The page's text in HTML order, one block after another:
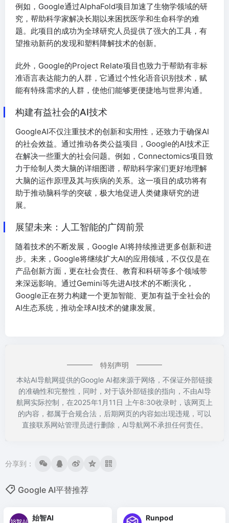
例如，Google通过AlphaFold项目加速了生物学领域的研
究，帮助科学家解决长期以来困扰医学和生命科学的难
题。此项目的成功为全球研究人员提供了强大的工具，有
望推动新药的发现和塑料降解技术的创新。
此外，Google的Project Relate项目也致力于帮助有非标
准语言表达能力的人群，它通过个性化语音识别技术，赋
能有特殊需求的人群，使他们能够更便捷地与世界沟通。
构建有益社会的AI技术
GoogleAI不仅注重技术的创新和实用性，还致力于确保AI
的社会效益。通过推动各类公益项目，Google的AI技术正
在解决一些重大的社会问题。例如，Connectomics项目致
力于绘制人类大脑的详细图谱，帮助科学家们更好地理解
大脑的运作原理及其与疾病的关系。这一项目的成功将有
助于推动脑科学的突破，极大地促进人类健康研究的进
展。
展望未来：人工智能的广阔前景
随着技术的不断发展，Google AI将持续推进更多创新和进
步。未来，Google将继续扩大AI的应用领域，不仅仅是在
产品创新方面，更在社会责任、教育和科研等多个领域带
来深远影响。通过Gemini等先进AI技术的不断演化，
Google正在努力构建一个更加智能、更加有益于全社会的
AI生态系统，推动全球AI技术的健康发展。
特别声明
本站AI导航网提供的Google AI都来源于网络，不保证外部链接
的准确性和完整性，同时，对于该外部链接的指向，不由AI导
航网实际控制，在2025年1月11日 上午8:30收录时，该网页上
的内容，都属于合规合法，后期网页的内容如出现违规，可以
直接联系网站管理员进行删除，AI导航网不承担任何责任。
分享到：
Google AI平替推荐
始智AI Runpod